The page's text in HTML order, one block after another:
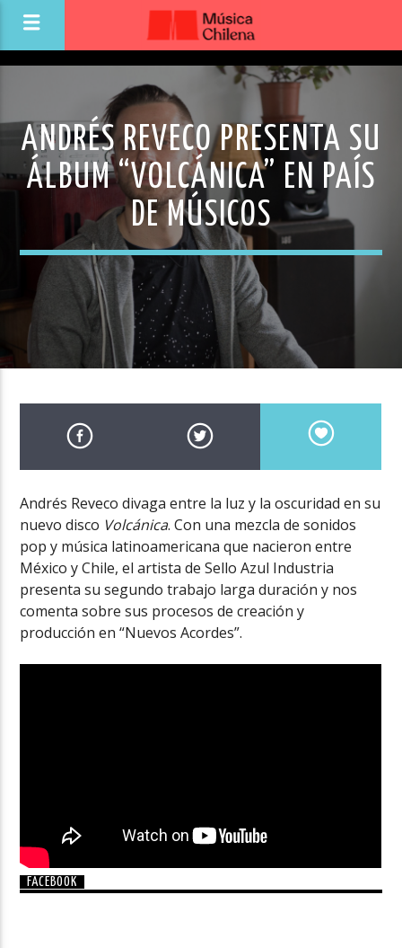
ANDRÉS REVECO PRESENTA SU
ÁLBUM “VOLCÁNICA” EN PAÍS
DE MÚSICOS
Andrés Reveco divaga entre la luz y la oscuridad en su
nuevo disco Volcánica. Con una mezcla de sonidos
pop y música latinoamericana que nacieron entre
México y Chile, el artista de Sello Azul Industria
presenta su segundo trabajo larga duración y nos
comenta sobre sus procesos de creación y
producción en “Nuevos Acordes”.
FACEBOOK